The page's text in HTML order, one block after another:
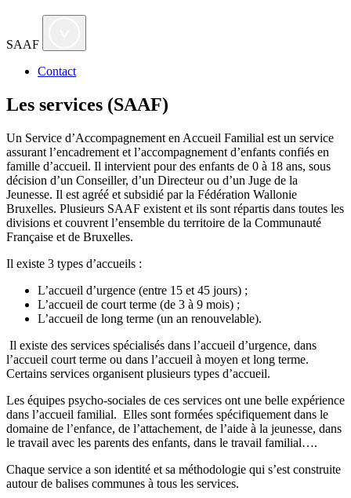
SAAF
Contact
Les services (SAAF)
Un Service d’Accompagnement en Accueil Familial est un service
assurant l’encadrement et l’accompagnement d’enfants confiés en
famille d’accueil. Il intervient pour des enfants de 0 à 18 ans, sous
décision d’un Conseiller, d’un Directeur ou d’un Juge de la
Jeunesse. Il est agréé et subsidié par la Fédération Wallonie
Bruxelles. Plusieurs SAAF existent et ils sont répartis dans toutes les
divisions et couvrent l’ensemble du territoire de la Communauté
Française et de Bruxelles.
Il existe 3 types d’accueils :
L’accueil d’urgence (entre 15 et 45 jours) ;
L’accueil de court terme (de 3 à 9 mois) ;
L’accueil de long terme (un an renouvelable).
Il existe des services spécialisés dans l’accueil d’urgence, dans
l’accueil court terme ou dans l’accueil à moyen et long terme.
Certains services organisent plusieurs types d’accueil.
Les équipes psycho-sociales de ces services ont une belle expérience
dans l’accueil familial. Elles sont formées spécifiquement dans le
domaine de l’enfance, de l’attachement, de l’aide à la jeunesse, dans
le travail avec les parents des enfants, dans le travail familial….
Chaque service a son identité et sa méthodologie qui s’est construite
autour de balises communes à tous les services.